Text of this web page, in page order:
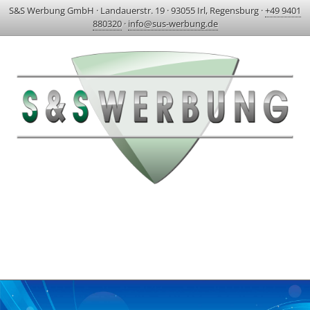
S&S Werbung GmbH · Landauerstr. 19 ·93055 Irl, Regensburg ·+49 9401
880320· info@sus-werbung.de
AKTUELLES & PROJEKTE